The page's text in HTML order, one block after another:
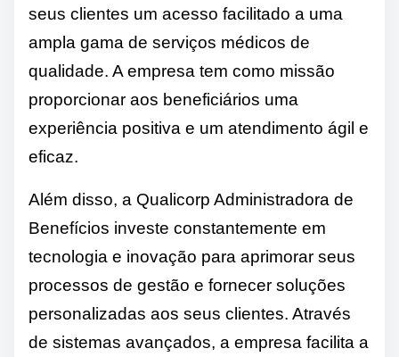
seus clientes um acesso facilitado a uma
ampla gama de serviços médicos de
qualidade. A empresa tem como missão
proporcionar aos beneficiários uma
experiência positiva e um atendimento ágil e
eficaz.
Além disso, a Qualicorp Administradora de
Benefícios investe constantemente em
tecnologia e inovação para aprimorar seus
processos de gestão e fornecer soluções
personalizadas aos seus clientes. Através
de sistemas avançados, a empresa facilita a